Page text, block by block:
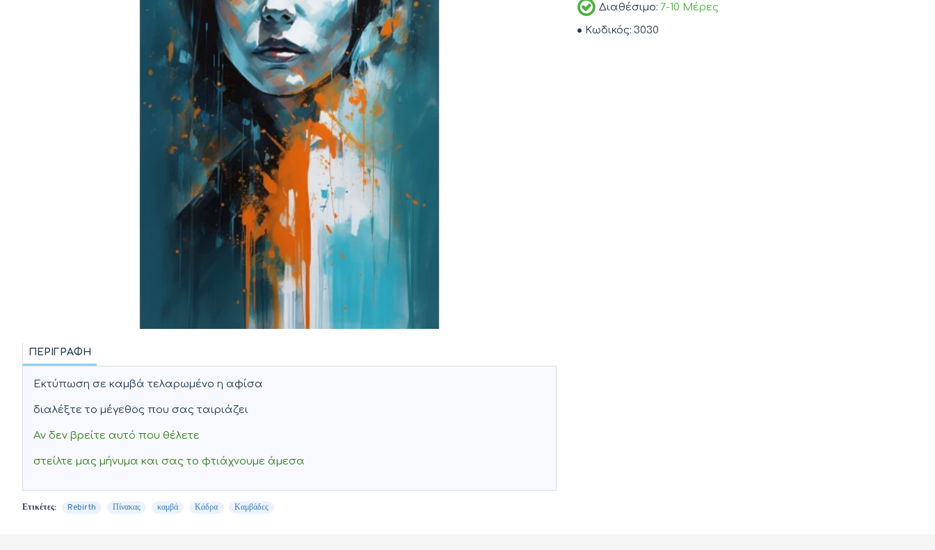
ΠΕΡΙΓΡΑΦΉ
Εκτύπωση σε καμβά τελαρωμένο η αφίσα
διαλέξτε το μέγεθος που σας ταιριάζει
Αν δεν βρείτε αυτό που θέλετε
στείλτε μας μήνυμα και σας το φτιάχνουμε άμεσα
Διαθέσιμο: 7-10 Μέρες
Κωδικός: 3030
Ετικέτες: Rebirth Πίνακας καμβά Κάδρα Καμβάδες